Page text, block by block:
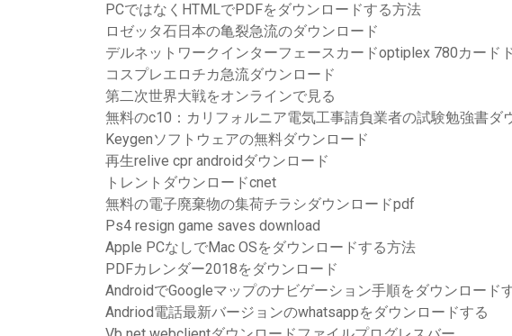
PCではなくHTMLでPDFをダウンロードする方法
ロゼッタ石日本の亀裂急流のダウンロード
デルネットワークインターフェースカードoptiplex 780カード
コスプレエロチカ急流ダウンロード
第二次世界大戦をオンラインで見る
無料のc10：カリフォルニア電気工事請負業者の試験勉強書ダ
Keygenソフトウェアの無料ダウンロード
再生relive cpr androidダウンロード
トレントダウンロードcnet
無料の電子廃棄物の集荷チラシダウンロードpdf
Ps4 resign game saves download
Apple PCなしでMac OSをダウンロードする方法
PDFカレンダー2018をダウンロード
AndroidでGoogleマップのナビゲーション手順をダウンロード
Andriod電話最新バージョンのwhatsappをダウンロードする